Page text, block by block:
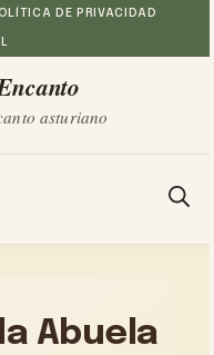
DE PRIVACIDAD
asturiano
Abuela